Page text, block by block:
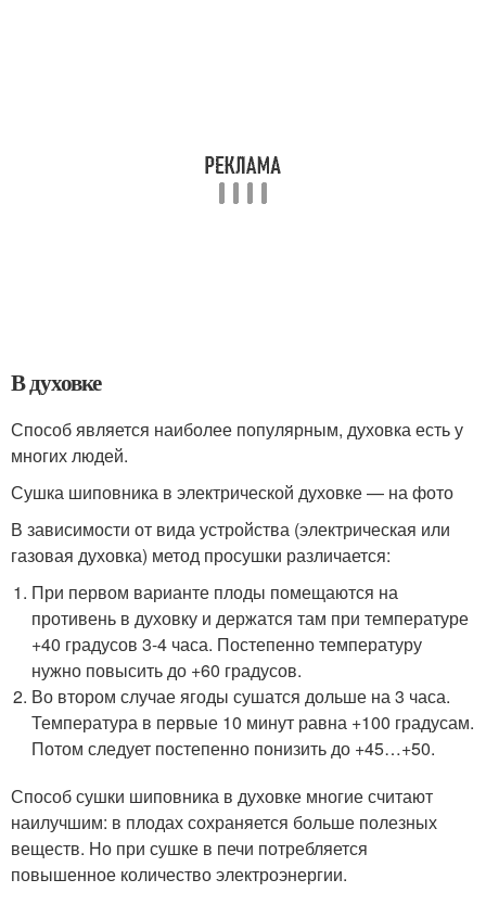
В духовке
Способ является наиболее популярным, духовка есть у
многих людей.
Сушка шиповника в электрической духовке — на фото
В зависимости от вида устройства (электрическая или
газовая духовка) метод просушки различается:
При первом варианте плоды помещаются на
противень в духовку и держатся там при температуре
+40 градусов 3-4 часа. Постепенно температуру
нужно повысить до +60 градусов.
Во втором случае ягоды сушатся дольше на 3 часа.
Температура в первые 10 минут равна +100 градусам.
Потом следует постепенно понизить до +45…+50.
Способ сушки шиповника в духовке многие считают
наилучшим: в плодах сохраняется больше полезных
веществ. Но при сушке в печи потребляется
повышенное количество электроэнергии.